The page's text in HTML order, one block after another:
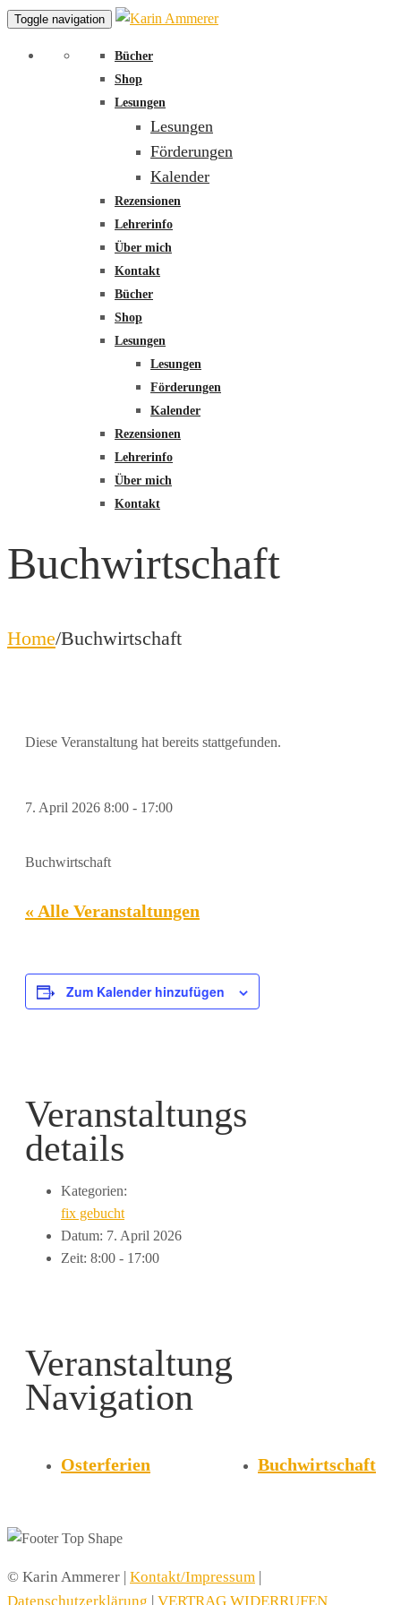
Toggle navigation
Bücher
Shop
Lesungen
Lesungen
Förderungen
Kalender
Rezensionen
Lehrerinfo
Über mich
Kontakt
Bücher
Shop
Lesungen
Lesungen
Förderungen
Kalender
Rezensionen
Lehrerinfo
Über mich
Kontakt
Buchwirtschaft
Home/Buchwirtschaft
Diese Veranstaltung hat bereits stattgefunden.
7. April 2026 8:00 - 17:00
Buchwirtschaft
« Alle Veranstaltungen
Zum Kalender hinzufügen
Veranstaltungs
details
Kategorien:
fix gebucht
Datum: 7. April 2026
Zeit: 8:00 - 17:00
Veranstaltung
Navigation
Osterferien Buchwirtschaft
© Karin Ammerer | Kontakt/Impressum |
Datenschutzerklärung | VERTRAG WIDERRUFEN